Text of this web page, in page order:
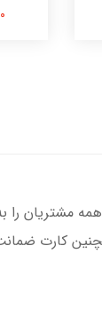
مشتریان
کارت